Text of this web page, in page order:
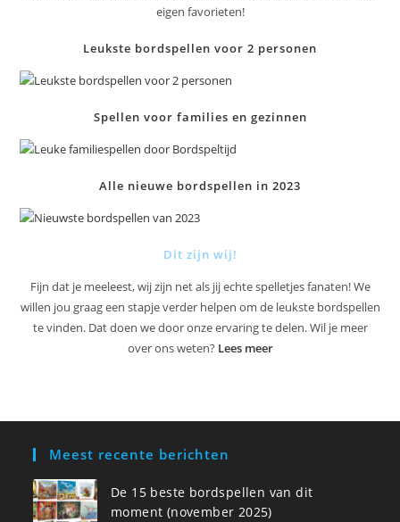
eigen favorieten!
Leukste bordspellen voor 2 personen
Spellen voor families en gezinnen
Alle nieuwe bordspellen in 2023
Dit zijn wij!
Fijn dat je meeleest, wij zijn net als jij echte spelletjes fanaten! We
willen jou graag een stapje verder helpen om de leukste bordspellen
te vinden. Dat doen we door onze ervaring te delen. Wil je meer
over ons weten? Lees meer
Meest recente berichten
De 15 beste bordspellen van dit
moment (november 2025)